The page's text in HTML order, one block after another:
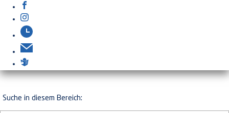
Suche in diesem Bereich: